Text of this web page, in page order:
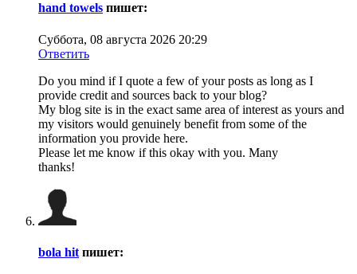
hand towels пишет:
Суббота, 08 августа 2026 20:29
Ответить
Do you mind if I quote a few of your posts as long as I
provide credit and sources back to your blog?
My blog site is in the exact same area of interest as yours and
my visitors would genuinely benefit from some of the
information you provide here.
Please let me know if this okay with you. Many
thanks!
bola hit пишет: